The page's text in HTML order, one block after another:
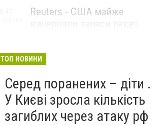
Reuters - США майже
ТОП НОВИНИ
Серед поранених – діти .
У Києві зросла кількість
загиблих через атаку рф